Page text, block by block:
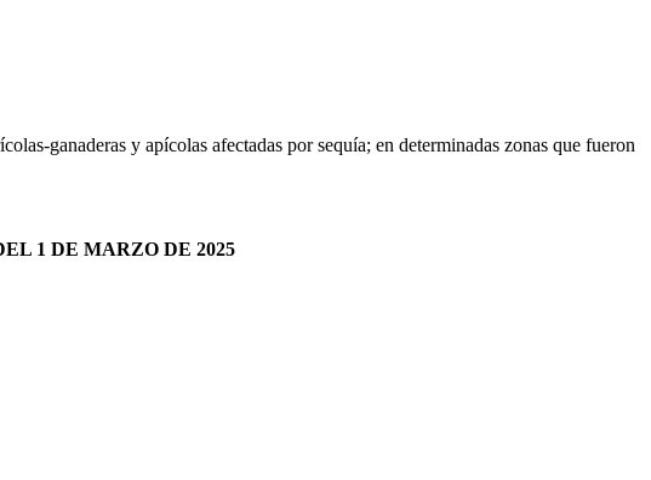
ganaderas y apícolas afectadas por sequía; en determinadas zonas que fueron
1 DE MARZO DE 2025